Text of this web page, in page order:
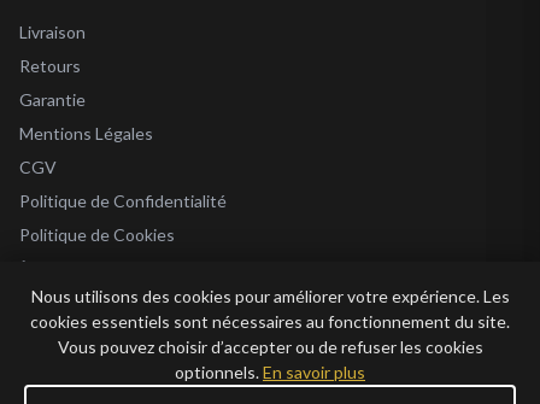
Livraison
Retours
Garantie
Mentions Légales
CGV
Politique de Confidentialité
Politique de Cookies
À Propos
Blog
Nous utilisons des cookies pour améliorer votre expérience. Les
cookies essentiels sont nécessaires au fonctionnement du site.
Vous pouvez choisir d’accepter ou de refuser les cookies
optionnels.En savoir plus